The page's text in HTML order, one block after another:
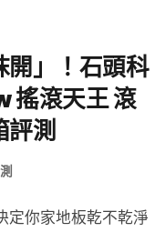
開」！石頭科
搖滾天王 滾
評測
定你家地板乾不乾淨